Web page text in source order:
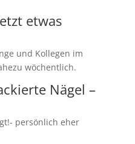
etwas
und Kollegen im
wöchentlich.
Nägel –
persönlich eher